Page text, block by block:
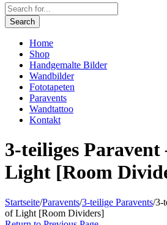
Search
Home
Shop
Handgemalte Bilder
Wandbilder
Fototapeten
Paravents
Wandtattoo
Kontakt
3-teiliges
Light [Room
Startseite/Paravents/3-teilige Paravents/3-
of Light [Room Dividers]